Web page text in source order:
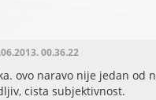
00.36.22
ovo naravo nije jedan od
cista subjektivnost.